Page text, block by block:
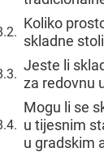
Koliko
skladne
Jeste li
za redovnu
Mogu li se
u tijesnim
u gradskim